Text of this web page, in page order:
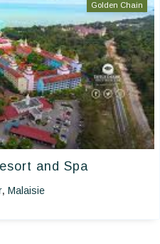
Golden Chain
and Spa
, Malaisie